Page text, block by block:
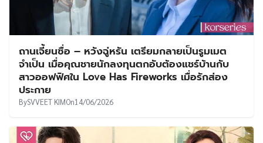
ถานเจี้ยนซื่อ – หวังฉู่หรัน เตรียมกลายเป็นรูมเมต
จำเป็น เมื่อคุณชายนักลงทุนตกอับต้องแชร์บ้านกับ
สาวออฟฟิศใน Love Has Fireworks เมื่อรักส่อง
ประกาย
BySVVEET KIMOn14/06/2026